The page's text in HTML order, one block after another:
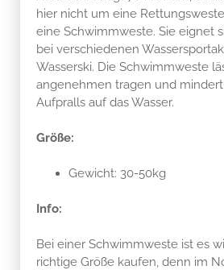
hier nicht um eine
eine Schwimmweste. Sie eignet
bei verschiedenen
Wasserski. Die Schwimmweste
angenehmen tragen und
Aufpralls auf das Wasser.
Größe:
Gewicht: 30-50kg
Info:
Bei einer Schwimmweste ist es
richtige Größe kaufen, denn im